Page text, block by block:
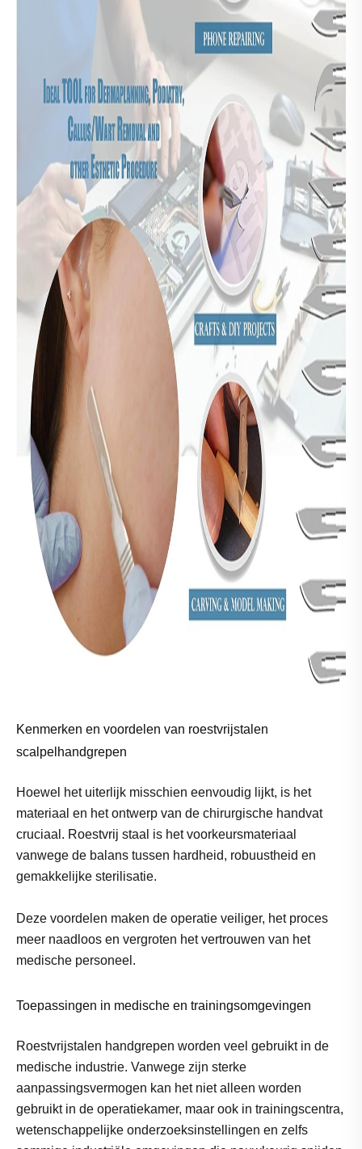
Kenmerken en voordelen van roestvrijstalen
scalpelhandgrepen
Hoewel het uiterlijk misschien eenvoudig lijkt, is het
materiaal en het ontwerp van de chirurgische handvat
cruciaal. Roestvrij staal is het voorkeursmateriaal
vanwege de balans tussen hardheid, robuustheid en
gemakkelijke sterilisatie.
Deze voordelen maken de operatie veiliger, het proces
meer naadloos en vergroten het vertrouwen van het
medische personeel.
Toepassingen in medische en trainingsomgevingen
Roestvrijstalen handgrepen worden veel gebruikt in de
medische industrie. Vanwege zijn sterke
aanpassingsvermogen kan het niet alleen worden
gebruikt in de operatiekamer, maar ook in trainingscentra,
wetenschappelijke onderzoeksinstellingen en zelfs